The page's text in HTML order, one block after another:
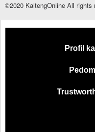
©2020 KaltengOnline All rights
Profil